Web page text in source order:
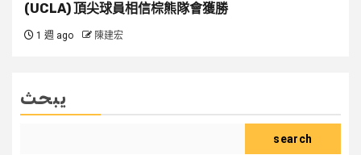
(UCLA) 頂尖球員相信棕熊隊會獲勝
1 週 ago 陳建宏
يبحث
search